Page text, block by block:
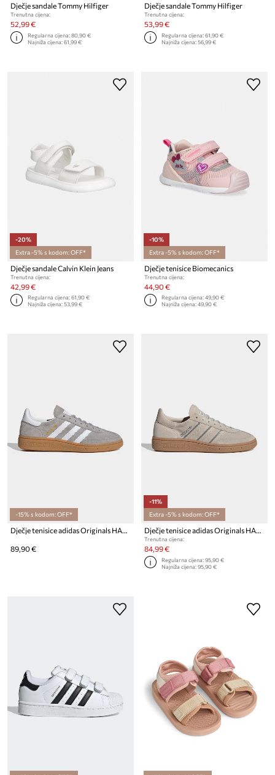
Dječje sandale Tommy Hilfiger
Trenutna cijena:
52,99 €
Regularna cijena:80,90 €
Najniža cijena:61,99 €
Dječje sandale Tommy Hilfiger
Trenutna cijena:
53,99 €
Regularna cijena:61,90 €
Najniža cijena:56,99 €
-20%
Extra -5% s kodom: OFF*
Dječje sandale Calvin Klein Jeans
Trenutna cijena:
42,99 €
Regularna cijena:61,90 €
Najniža cijena:53,99 €
-10%
Extra -5% s kodom: OFF*
Dječje tenisice Biomecanics
Trenutna cijena:
44,90 €
Regularna cijena:49,90 €
Najniža cijena:49,90 €
-15% s kodom: OFF*
Dječje tenisice adidas Originals HANDBALL SPEZIAL
89,90 €
-11%
Extra -5% s kodom: OFF*
Dječje tenisice adidas Originals HANDBALL SPEZIAL
Trenutna cijena:
84,99 €
Regularna cijena:95,90 €
Najniža cijena:95,90 €